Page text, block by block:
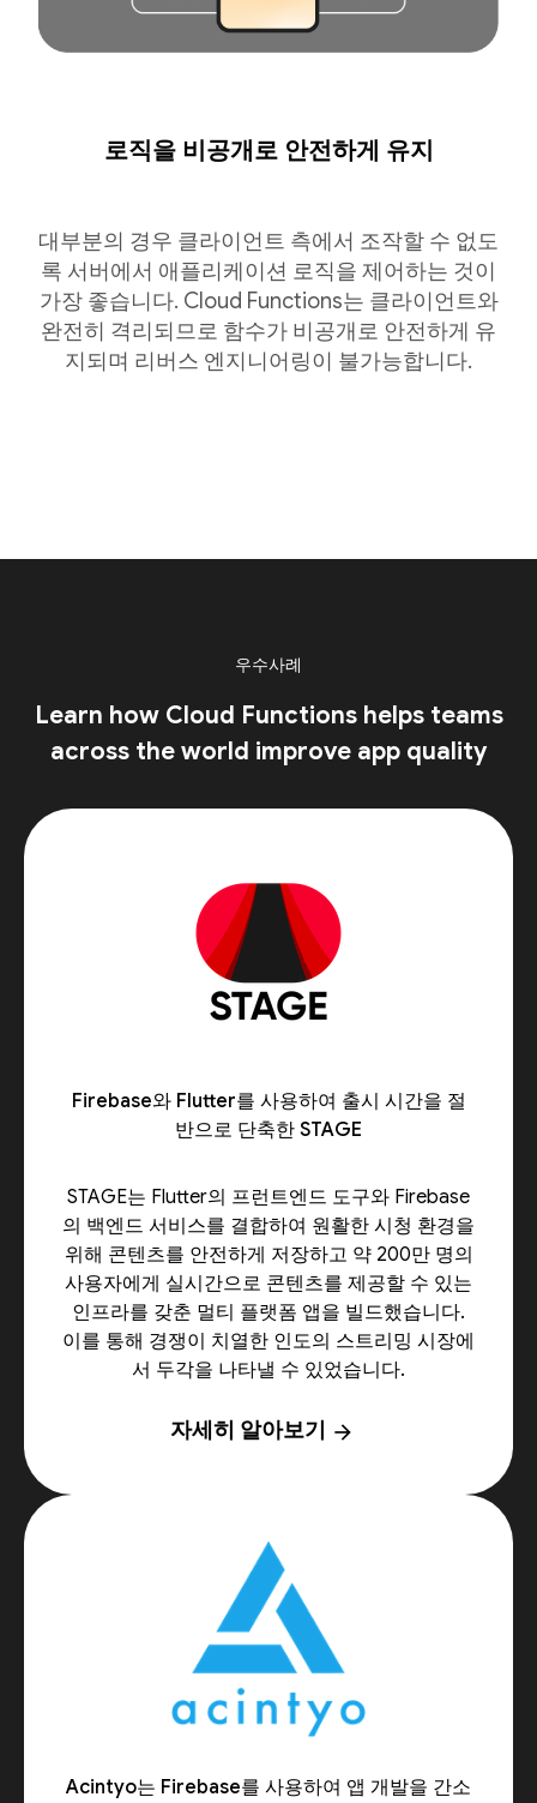
로직을 비공개로 안전하게 유지
대부분의 경우 클라이언트 측에서 조작할 수 없도
록 서버에서 애플리케이션 로직을 제어하는 것이
가장 좋습니다. Cloud Functions는 클라이언트와
완전히 격리되므로 함수가 비공개로 안전하게 유
지되며 리버스 엔지니어링이 불가능합니다.
우수사례
Learn how Cloud Functions helps teams
across the world improve app quality
Firebase와 Flutter를 사용하여 출시 시간을 절
반으로 단축한 STAGE
STAGE는 Flutter의 프런트엔드 도구와 Firebase
의 백엔드 서비스를 결합하여 원활한 시청 환경을
위해 콘텐츠를 안전하게 저장하고 약 200만 명의
사용자에게 실시간으로 콘텐츠를 제공할 수 있는
인프라를 갖춘 멀티 플랫폼 앱을 빌드했습니다.
이를 통해 경쟁이 치열한 인도의 스트리밍 시장에
서 두각을 나타낼 수 있었습니다.
자세히 알아보기 arrow_forward
Acintyo는 Firebase를 사용하여 앱 개발을 간소